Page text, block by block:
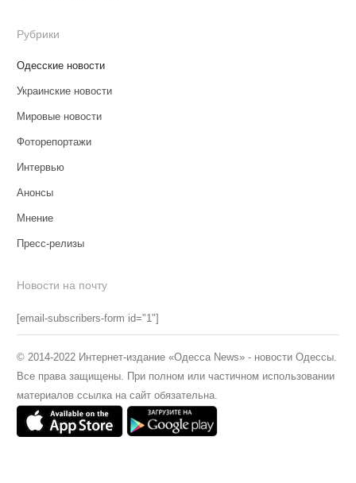
Рубрики
Одесские новости
Украинские новости
Мировые новости
Фоторепортажи
Интервью
Анонсы
Мнение
Пресс-релизы
Новости на почту
[email-subscribers-form id="1"]
© 2014-2022 Интернет-издание «Одесса News» - новости Одессы.
Все права защищены. При полном или частичном использовании
материалов ссылка на сайт обязательна.